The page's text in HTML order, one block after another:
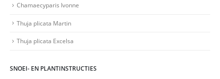
Chamaecyparis Ivonne
Thuja plicata Martin
Thuja plicata Excelsa
SNOEI- EN PLANTINSTRUCTIES